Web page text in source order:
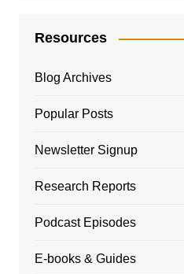
Resources
Blog Archives
Popular Posts
Newsletter Signup
Research Reports
Podcast Episodes
E-books & Guides